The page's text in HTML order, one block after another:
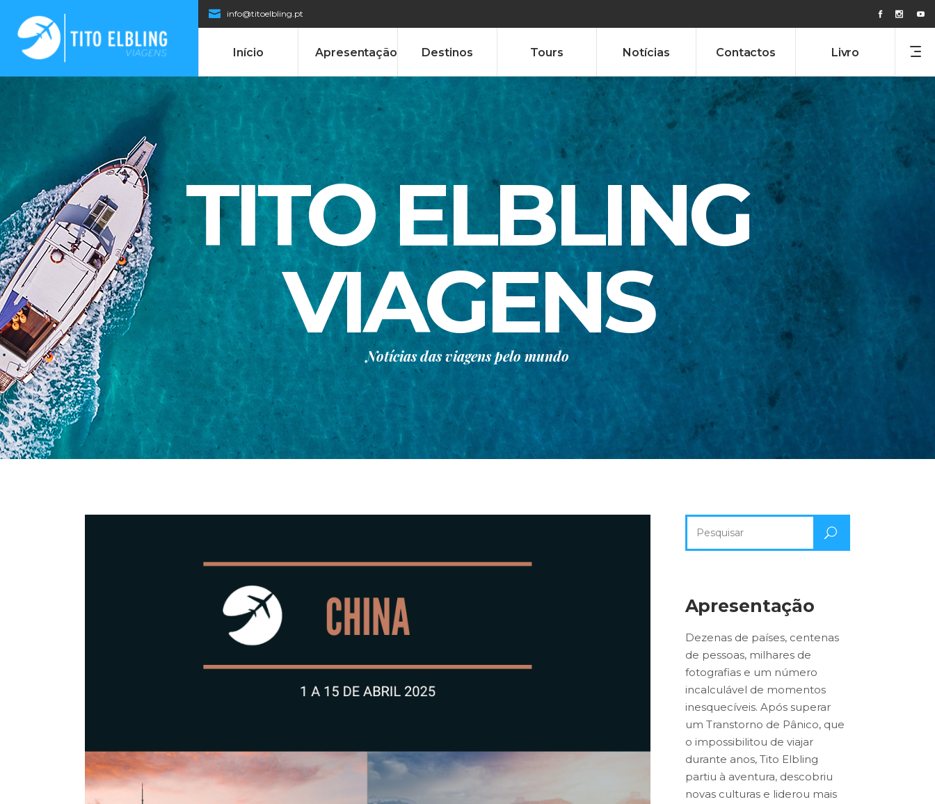
info@titoelbling.pt
Início Apresentação Destinos Tours Notícias Contactos Livro
TITO ELBLING
VIAGENS
Notícias das viagens pelo mundo
por:
Apresentação
Dezenas de países, centenas
de pessoas, milhares de
fotografias e um número
incalculável de momentos
inesquecíveis. Após superar
um Transtorno de Pânico, que
o impossibilitou de viajar
durante anos, Tito Elbling
partiu à aventura, descobriu
novas culturas e liderou mais